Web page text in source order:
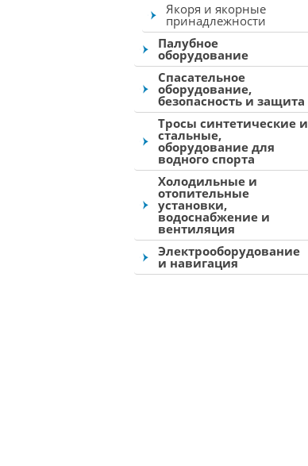
Якоря и якорные
принадлежности
Палубное
оборудование
Спасательное
оборудование,
безопасность и защита
Тросы синтетические и
стальные,
оборудование для
водного спорта
Холодильные и
отопительные
установки,
водоснабжение и
вентиляция
Электрооборудование
и навигация